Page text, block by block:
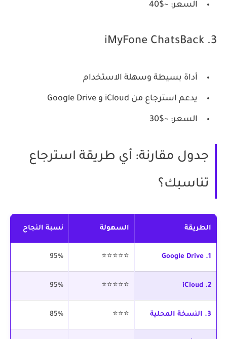
السعر: ~$40
أداة بسيطة وسهلة الاستخدام
يدعم استرجاع من iCloud و Google Drive
السعر: ~$30
جدول مقارنة: أي طريقة استرجاع
تناسبك؟
الطريقة السهولة نسبة النجاح
⭐⭐⭐⭐⭐
95%
⭐⭐⭐⭐⭐
95%
⭐⭐⭐
85%